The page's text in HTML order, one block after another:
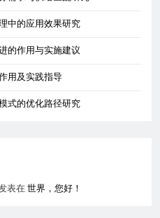
中的应用效果研究
的作用与实施建议
用及实践指导
式的优化路径研究
表在世界，您好！